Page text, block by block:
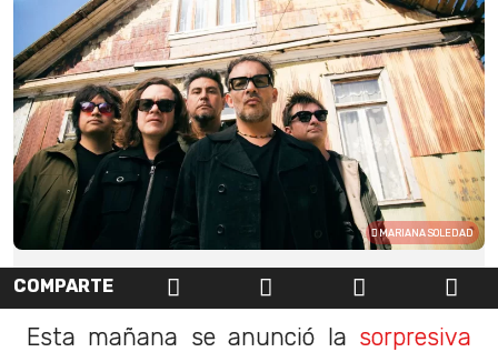
MARIANA SOLEDAD
COMPARTE
Esta mañana se anunció la sorpresiva